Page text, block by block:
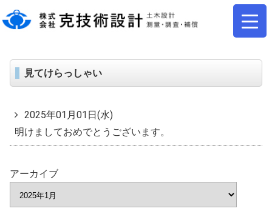
アーカイブ
見てけらっしゃい
2025年01月01日(水)
明けましておめでとうございます。